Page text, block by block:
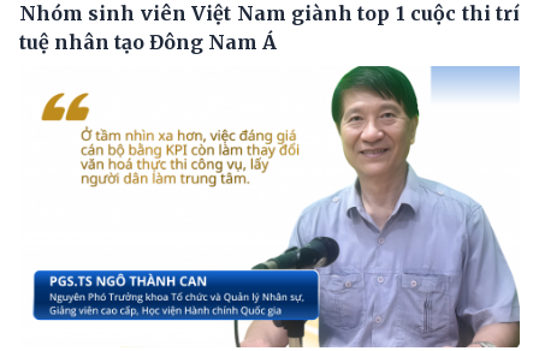
Nhóm sinh viên Việt Nam giành top 1 cuộc thi trí
tuệ nhân tạo Đông Nam Á